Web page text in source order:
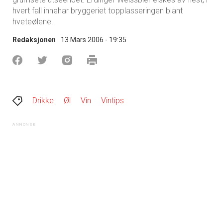
hvert fall innehar bryggeriet topplasseringen blant
hveteølene.
Redaksjonen 13 Mars 2006 - 19:35
Drikke Øl Vin Vintips